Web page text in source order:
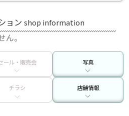
ョンshop information
。
ール・販売会 写真
チラシ 店舗情報